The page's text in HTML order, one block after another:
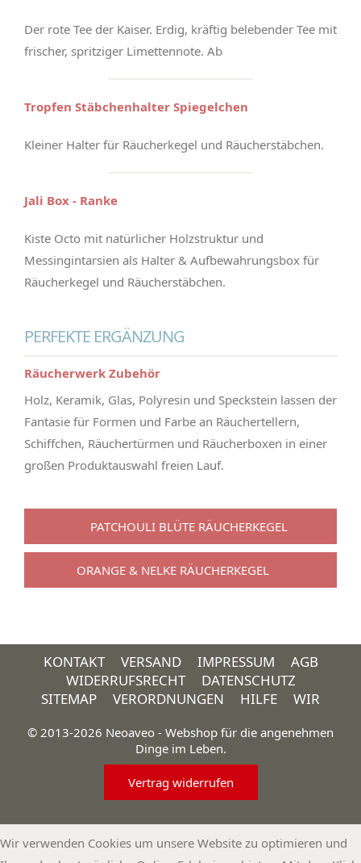
Der rote Tee der Kaiser. Erdig, kräftig belebender Tee mit
frischer, spritziger Limettennote. Ab
Tropfen Stäbchenhalter Spiegelchen
Kleiner Halter für Räucherkegel und Räucherstäbchen.
Jali Box - Ranke
Kiste Octo mit natürlicher Holzstruktur und
Messingintarsien als Halter & Aufbewahrungsbox für
Räucherkegel und Räucherstäbchen.
PERFEKTE ERGÄNZUNG
Räucherwerk Zubehör
Holz, Keramik, Glas, Polyresin und Speckstein lassen der
Fantasie für Formen und Farbe an Räuchertellern,
Schiffchen, Räuchertürmen und Räucherboxen in einer
großen Produktauswahl freien Lauf.
PATCHOULI BLÜTE RÄUCHERKEGEL
ORANGE & NELKE RÄUCHERKEGEL
KONTAKT VERSAND IMPRESSUM
AGB
WIDERRUFSRECHT
DATENSCHUTZ
SITEMAP
VERORDNUNGEN HILFE WIR
© 2013-2026 Neoaveo - Webshop für die angenehmen
Dinge im Leben.
Vertrag widerrufen
Wir verwenden Cookies um unsere Website zu optimieren und